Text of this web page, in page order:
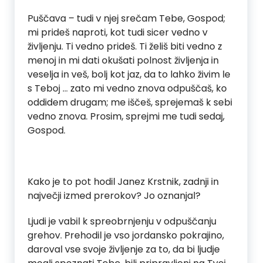
Puščava – tudi v njej srečam Tebe, Gospod;
mi prideš naproti, kot tudi sicer vedno v
življenju. Ti vedno prideš. Ti želiš biti vedno z
menoj in mi dati okušati polnost življenja in
veselja in veš, bolj kot jaz, da to lahko živim le
s Teboj … zato mi vedno znova odpuščaš, ko
oddidem drugam; me iščeš, sprejemaš k sebi
vedno znova. Prosim, sprejmi me tudi sedaj,
Gospod.
Kako je to pot hodil Janez Krstnik, zadnji in
največji izmed prerokov? Jo oznanjal?
Ljudi je vabil k spreobrnjenju v odpuščanju
grehov. Prehodil je vso jordansko pokrajino,
daroval vse svoje življenje za to, da bi ljudje